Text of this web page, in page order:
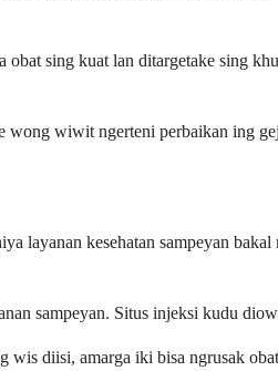
sing kuat lan ditargetake sing
wong wiwit ngerteni perbaikan ing
kesehatan sampeyan
sampeyan. Situs injeksi kudu
wis diisi, amarga iki bisa ngrusak